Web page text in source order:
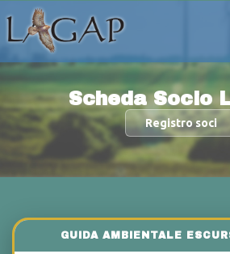
Scheda Socio
Registro soci